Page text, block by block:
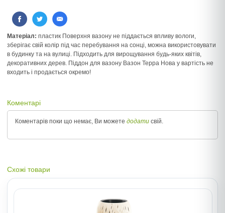
Матеріал: пластик Поверхня вазону не піддається впливу вологи,
зберігає свій колір під час перебування на сонці, можна використовувати
в будинку та на вулиці. Підходить для вирощування будь-яких квітів,
декоративних дерев. Піддон для вазону Вазон Терра Нова у вартість не
входить і продається окремо!
Коментарі
Коментарів поки що немає, Ви можете додати свій.
Схожі товари